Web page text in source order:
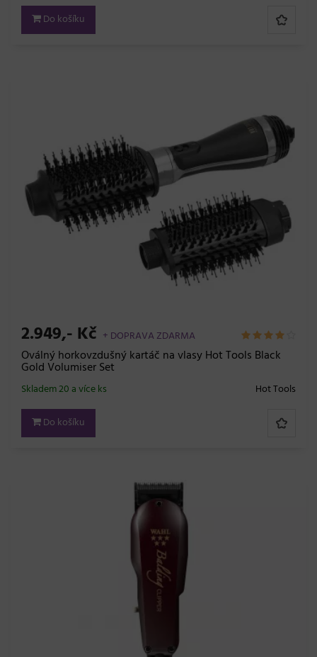
Do košíku
2.949,- Kč + DOPRAVA ZDARMA
Oválný horkovzdušný kartáč na vlasy Hot Tools Black
Gold Volumiser Set
Hot Tools
Skladem 20 a více ks
Do košíku